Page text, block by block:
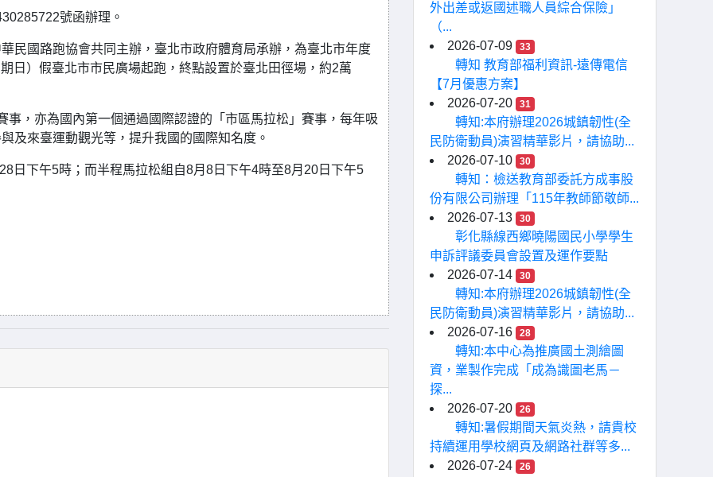
號函辦理。
民國路跑協會共同主辦，臺北市政府體育局承辦，為臺北市年度
日）假臺北市市民廣場起跑，終點設置於臺北田徑場，約2萬
，亦為國內第一個通過國際認證的「市區馬拉松」賽事，每年吸
及來臺運動觀光等，提升我國的國際知名度。
日下午5時；而半程馬拉松組自8月8日下午4時至8月20日下午5
外出差或返國述職人員綜合保險」
（...
2026-07-09
33
轉知 教育部福利資訊-遠傳電信
【7月優惠方案】
2026-07-20
31
轉知:本府辦理2026城鎮韌性(全
民防衛動員)演習精華影片，請協助...
2026-07-10
30
轉知：檢送教育部委託方成事股
份有限公司辦理「115年教師節敬師...
2026-07-13
30
彰化縣線西鄉曉陽國民小學學生
申訴評議委員會設置及運作要點
2026-07-14
30
轉知:本府辦理2026城鎮韌性(全
民防衛動員)演習精華影片，請協助...
2026-07-16
28
轉知:本中心為推廣國土測繪圖
資，業製作完成「成為識圖老馬－
探...
2026-07-20
26
轉知:暑假期間天氣炎熱，請貴校
持續運用學校網頁及網路社群等多...
2026-07-24
26